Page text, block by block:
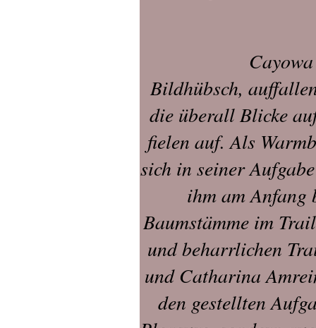
Bildhübsch,
die überall Blicke
fielen auf. Als
sich in seiner
ihm am Anfang
Baumstämme im
und beharrlichen
und Catharina
den gestellten